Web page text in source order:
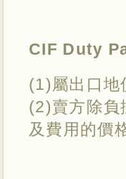
CIF Duty
(1)屬出口地
(2)賣方除負
及費用的價